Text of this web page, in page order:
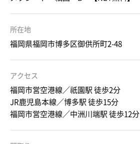
所在地
福岡県福岡市博多区御供所町2-48
アクセス
福岡市営空港線／祇園駅 徒歩2分
JR鹿児島本線／博多駅 徒歩15分
福岡市営空港線／中洲川端駅 徒歩12分